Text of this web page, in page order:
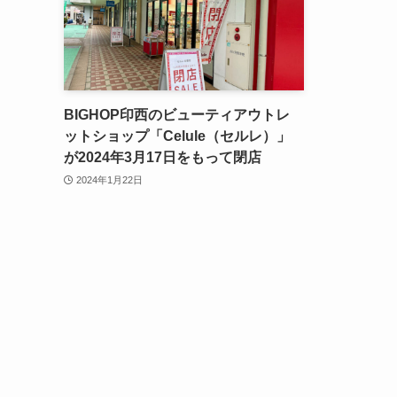
BIGHOP印西のビューティアウトレ
ットショップ「Celule（セルレ）」
が2024年3月17日をもって閉店
2024年1月22日